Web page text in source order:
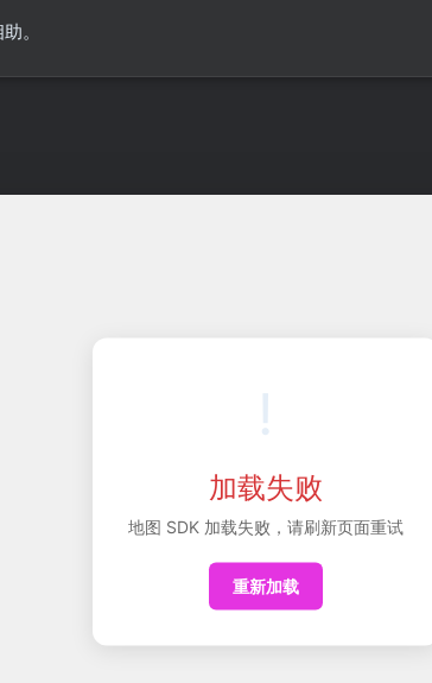
。
!
加载失败
地图 SDK 加载失败，请刷新页面重试
重新加载